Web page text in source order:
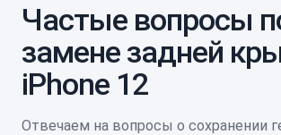
Частые вопросы
замене задней
iPhone 12
Отвечаем на вопросы о сохранении